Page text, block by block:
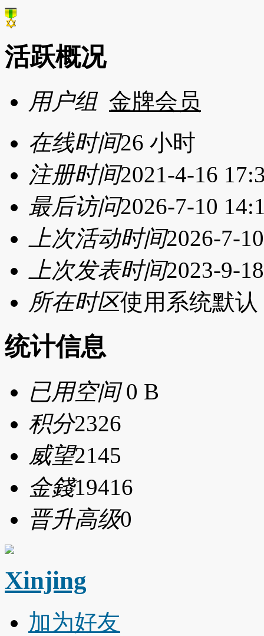
活跃概况
用户组 金牌会员
在线时间26 小时
注册时间2021-4-16
最后访问2026-7-10
上次活动时间2026-7-
上次发表时间2023-9-
所在时区使用系统默认
统计信息
已用空间0 B
积分2326
威望2145
金錢19416
晋升高级0
Xinjing
加为好友